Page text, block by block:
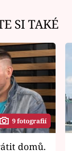
SI TAKÉ
9 fotografií